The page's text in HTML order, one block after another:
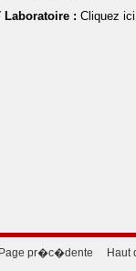
Laboratoire : Cliquez
Page pr�c�dente Haut